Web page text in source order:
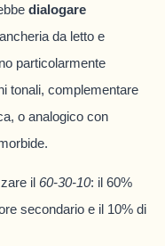
dialogare
da letto e
particolarmente
tonali, complementare
o analogico con
il 60-30-10: il 60%
secondario e il 10% di